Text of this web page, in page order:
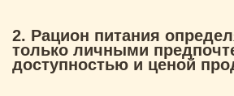
2. Рацион питания
только личными
доступностью и ценой